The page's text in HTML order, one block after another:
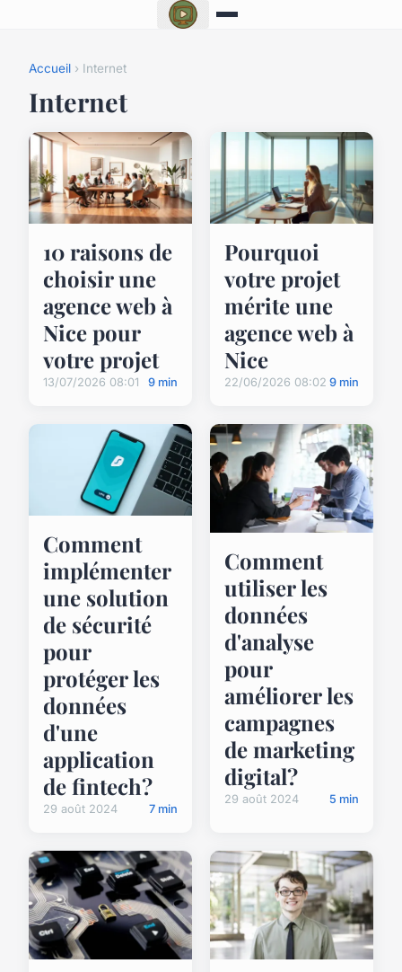
Accueil › Internet
Internet
10 raisons de
choisir une
agence web à
Nice pour
votre projet
13/07/2026 08:01 9 min
Pourquoi
votre projet
mérite une
agence web à
Nice
22/06/2026 08:02 9 min
Comment
implémenter
une solution
de sécurité
pour
protéger les
données
d'une
application
de fintech?
29 août 2024 7 min
Comment
utiliser les
données
d'analyse
pour
améliorer les
campagnes
de marketing
digital?
29 août 2024 5 min